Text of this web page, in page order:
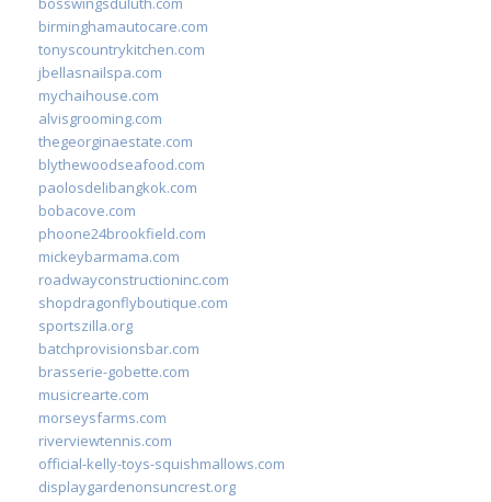
birminghamautocare.com
tonyscountrykitchen.com
jbellasnailspa.com
mychaihouse.com
alvisgrooming.com
thegeorginaestate.com
blythewoodseafood.com
paolosdelibangkok.com
bobacove.com
phoone24brookfield.com
mickeybarmama.com
roadwayconstructioninc.com
shopdragonflyboutique.com
sportszilla.org
batchprovisionsbar.com
brasserie-gobette.com
musicrearte.com
morseysfarms.com
riverviewtennis.com
official-kelly-toys-squishmallows.com
displaygardenonsuncrest.org